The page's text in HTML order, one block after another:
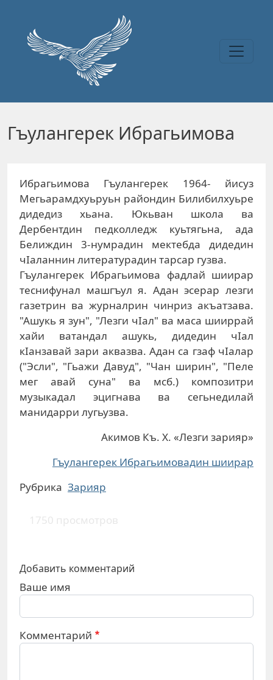
Гъулангерек Ибрагьимова
Ибрагьимова Гъулангерек 1964- йисуз
Мегьарамдхуьруьн райондин Билибилхуьре
дидедиз хьана. Юкьван школа ва
Дербентдин педколледж куьтягьна, ада
Белиждин 3-нумрадин мектебда дидедин
чIаланнин литературадин тарсар гузва.
Гъулангерек Ибрагьимова фадлай шиирар
теснифунал машгъул я. Адан эсерар лезги
газетрин ва журналрин чинриз акъатзава.
"Ашукь я зун", "Лезги чIал" ва маса шииррай
хайи ватандал ашукь, дидедин чIал
кIанзавай зари аквазва. Адан са гзаф чIалар
("Эсли", "Гьажи Давуд", "Чан ширин", "Пеле
мег авай суна" ва мсб.) композитри
музыкадал эцигнава ва сегьнедилай
манидарри лугьузва.
Акимов Къ. Х. «Лезги зарияр»
Гъулангерек Ибрагьимовадин шиирар
Рубрика Зарияр
1750 просмотров
Добавить комментарий
Ваше имя
Комментарий